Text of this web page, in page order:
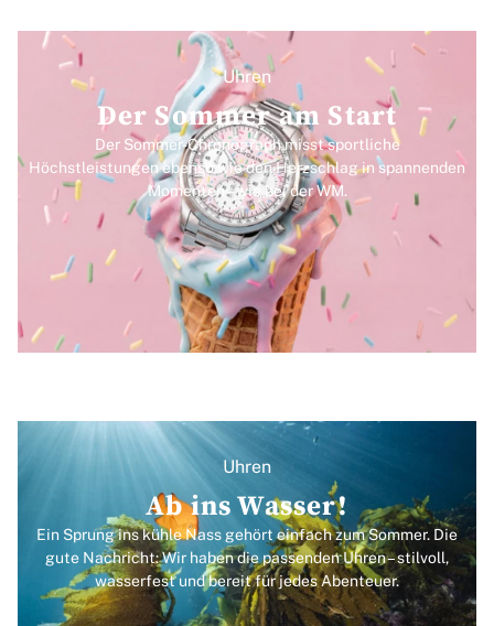
Uhren
Der Sommer am Start
Der Sommer-Chronograph misst sportliche
Höchstleistungen ebenso wie den Herzschlag in spannenden
Momenten – wie bei der WM.
Uhren
Ab ins Wasser!
Ein Sprung ins kühle Nass gehört einfach zum Sommer. Die
gute Nachricht: Wir haben die passenden Uhren – stilvoll,
wasserfest und bereit für jedes Abenteuer.